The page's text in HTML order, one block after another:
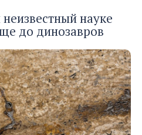
науке
до динозавров